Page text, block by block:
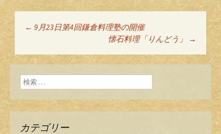
投稿ナビゲーショ
ン
← 9月23日第4回鎌倉料理塾の開催
懐石料理「りんどう」
→
検索:
カテゴリー